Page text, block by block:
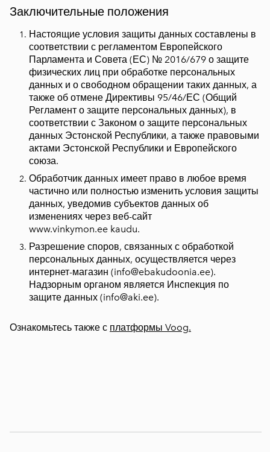
Заключительные положения
Настоящие условия защиты данных составлены в
соответствии с регламентом Европейского
Парламента и Совета (ЕС) № 2016/679 о защите
физических лиц при обработке персональных
данных и о свободном обращении таких данных, а
также об отмене Директивы 95/46/ЕС (Общий
Регламент о защите персональных данных), в
соответствии с Законом о защите персональных
данных Эстонской Республики, а также правовыми
актами Эстонской Республики и Европейского
союза.
Обработчик данных имеет право в любое время
частично или полностью изменить условия защиты
данных, уведомив субъектов данных об
изменениях через веб-сайт
www.vinkymon.ee kaudu.
Разрешение споров, связанных с обработкой
персональных данных, осуществляется через
интернет-магазин (info@ebakudoonia.ee).
Надзорным органом является Инспекция по
защите данных (info@aki.ee).
Ознакомьтесь также с платформы Voog.